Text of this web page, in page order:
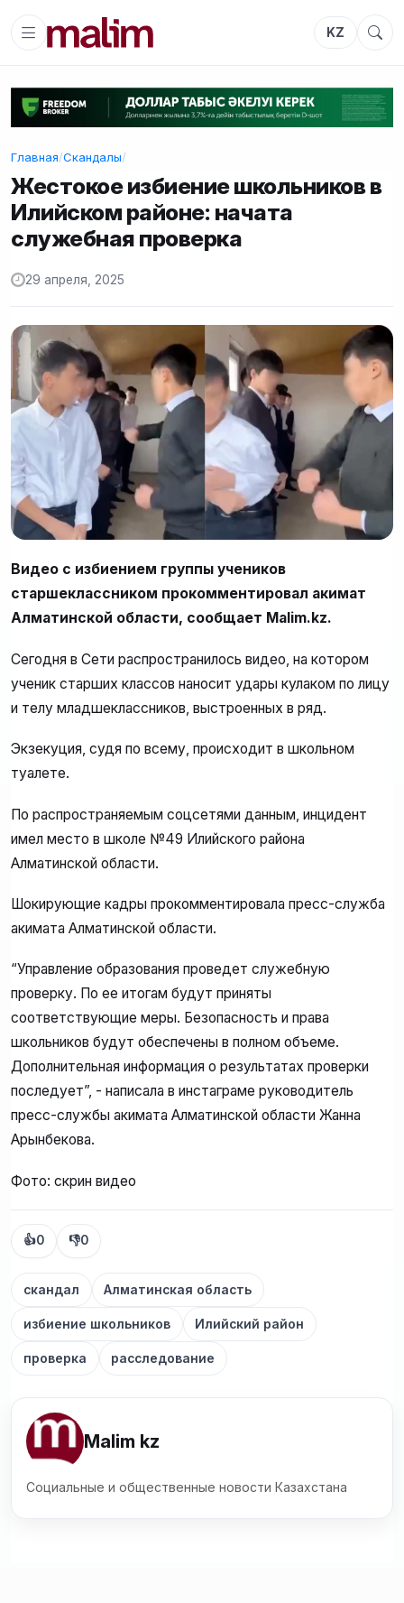
KZ
Главная/Скандалы/
Жестокое избиение школьников в
Илийском районе: начата
служебная проверка
29 апреля, 2025
Видео с избиением группы учеников
старшеклассником прокомментировал акимат
Алматинской области, сообщает Malim.kz.
Сегодня в Сети распространилось видео, на котором
ученик старших классов наносит удары кулаком по лицу
и телу младшеклассников, выстроенных в ряд.
Экзекуция, судя по всему, происходит в школьном
туалете.
По распространяемым соцсетями данным, инцидент
имел место в школе №49 Илийского района
Алматинской области.
Шокирующие кадры прокомментировала пресс-служба
акимата Алматинской области.
“Управление образования проведет служебную
проверку. По ее итогам будут приняты
соответствующие меры. Безопасность и права
школьников будут обеспечены в полном объеме.
Дополнительная информация о результатах проверки
последует”, - написала в инстаграме руководитель
пресс-службы акимата Алматинской области Жанна
Арынбекова.
Фото: скрин видео
👍0 👎0
скандал Алматинская область
избиение школьников Илийский район
проверка расследование
Malim kz
Социальные и общественные новости Казахстана